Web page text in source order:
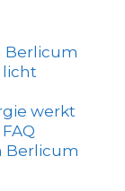
Berlicum
licht
werkt
Berlicum